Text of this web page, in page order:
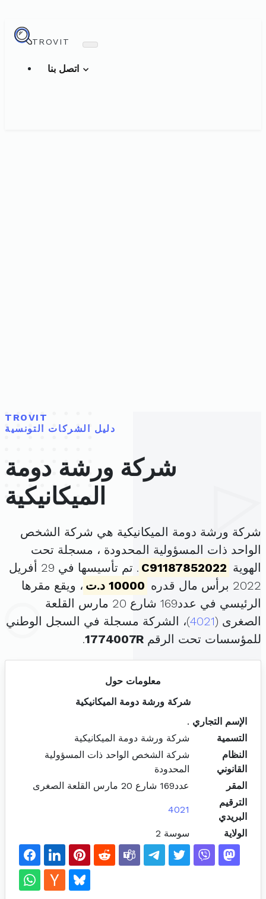
TROVIT
TROVIT
دليل الشركات التونسية
شركة ورشة دومة
الميكانيكية
شركة ورشة دومة الميكانيكية هي شركة الشخص
الواحد ذات المسؤولية المحدودة ، مسجلة تحت
الهوية C91187852022
. تم تأسيسها في 29 أفريل
2022 برأس مال قدره
10000 د.ت
، ويقع مقرها
الرئيسي في عدد169 شارع 20 مارس القلعة
الصغرى (4021)، الشركة مسجلة في السجل الوطني
للمؤسسات تحت الرقم 1774007R
.
معلومات حول
شركة ورشة دومة الميكانيكية
الإسم التجاري .
التسمية
شركة ورشة دومة الميكانيكية
النظام
القانوني
شركة الشخص الواحد ذات المسؤولية
المحدودة
المقر
عدد169 شارع 20 مارس القلعة الصغرى
الترقيم
البريدي
4021
الولاية سوسة 2